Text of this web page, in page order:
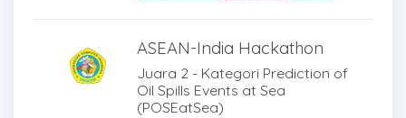
ASEAN-India Hackathon
Juara 2 - Kategori Prediction of
Oil Spills Events at Sea
(POSEatSea)